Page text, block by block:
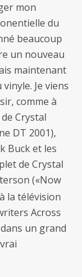
mon
du
beaucoup
un nouveau
maintenant
Je viens
comme à
Crystal
DT 2001),
Buck et les
de Crystal
(«Now
la télévision
Across
un grand